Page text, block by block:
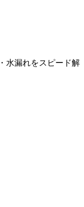
水漏れをスピード解